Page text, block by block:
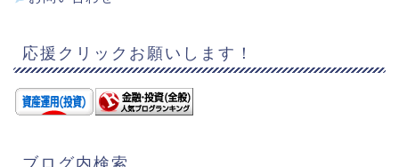
応援クリックお願いします！
ブログ内検索